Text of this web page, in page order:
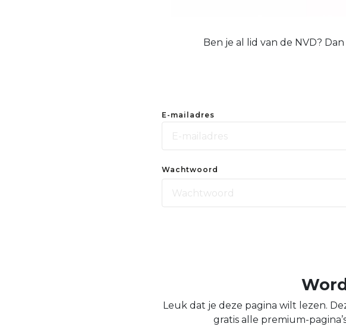
Ben je al lid van de NVD?
E-mailadres
Wachtwoord
Leuk dat je deze pagina wilt lezen.
gratis alle premium-